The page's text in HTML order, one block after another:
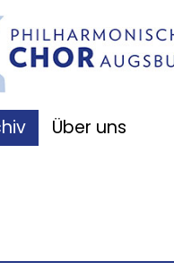
Über uns